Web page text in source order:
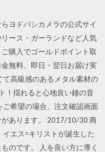
ヨドバシカメラの公式サイ
ース・ガーランドなど人気
購入でゴールドポイント取
無料、即日・翌日お届け実
高級感のあるメタル素材の
！揺れると心地良い鐘の音
希望の場合、注文確認画面
あります。 2017/10/30 商
エス=キリストが誕生した
のです。 人を良い方に導く